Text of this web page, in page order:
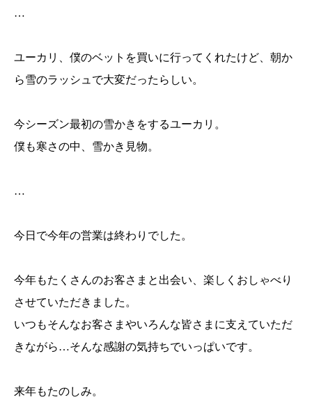
…
ユーカリ、僕のベットを買いに行ってくれたけど、朝か
ら雪のラッシュで大変だったらしい。
今シーズン最初の雪かきをするユーカリ。
僕も寒さの中、雪かき見物。
…
今日で今年の営業は終わりでした。
今年もたくさんのお客さまと出会い、楽しくおしゃべり
させていただきました。
いつもそんなお客さまやいろんな皆さまに支えていただ
きながら…そんな感謝の気持ちでいっぱいです。
来年もたのしみ。